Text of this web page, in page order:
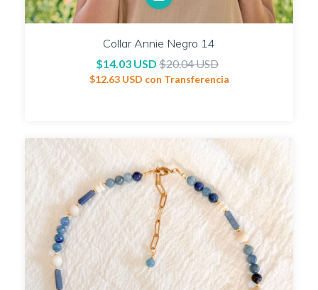
Collar Annie Negro 14
$14.03 USD $20.04 USD
$12.63 USD con Transferencia